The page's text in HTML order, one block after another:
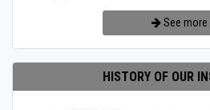
See more
HISTORY OF OUR